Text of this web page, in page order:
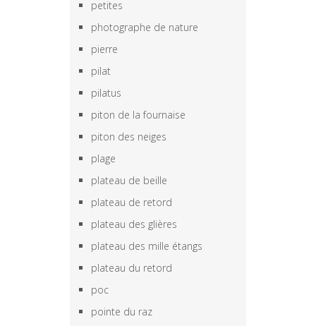
petites
photographe de nature
pierre
pilat
pilatus
piton de la fournaise
piton des neiges
plage
plateau de beille
plateau de retord
plateau des glières
plateau des mille étangs
plateau du retord
poc
pointe du raz